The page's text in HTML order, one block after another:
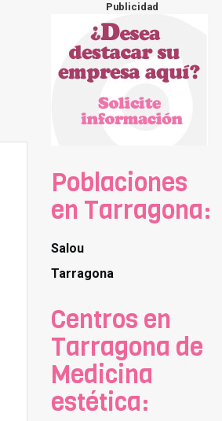
Publicidad
Poblaciones
en Tarragona:
Salou
Tarragona
Centros en
Tarragona de
Medicina
estética: